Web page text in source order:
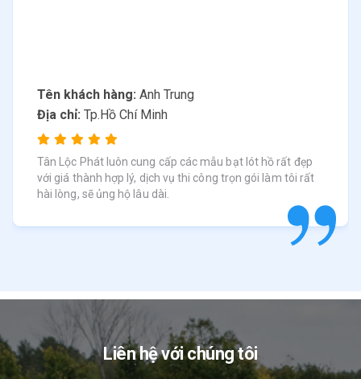
Tên khách hàng: Anh Trung
Địa chỉ: Tp.Hồ Chí Minh
Tân Lộc Phát luôn cung cấp các mẫu bạt lót hồ rất đẹp
với giá thành hợp lý, dịch vụ thi công trọn gói làm tôi rất
hài lòng, sẽ ủng hộ lâu dài.
Liên hệ với chúng tôi